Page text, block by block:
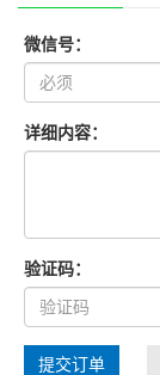
微信号：
详细内容：
验证码：
提交订单